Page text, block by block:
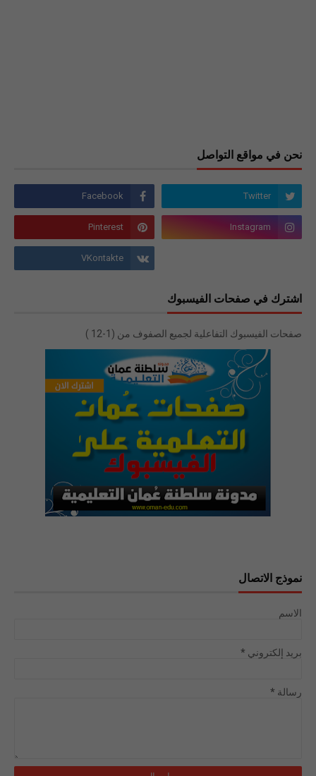
نحن في مواقع التواصل
اشترك في صفحات الفيسبوك
صفحات الفيسبوك التفاعلية لجميع الصفوف من (1-12 )
نموذج الاتصال
الاسم
بريد إلكتروني *
رسالة *